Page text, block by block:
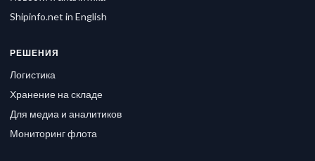
Shipinfo.net in English
РЕШЕНИЯ
Логистика
Хранение на складе
Для медиа и аналитиков
Мониторинг флота